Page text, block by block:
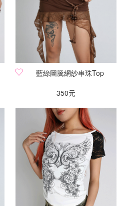
藍綠圖騰網紗串珠Top
350元